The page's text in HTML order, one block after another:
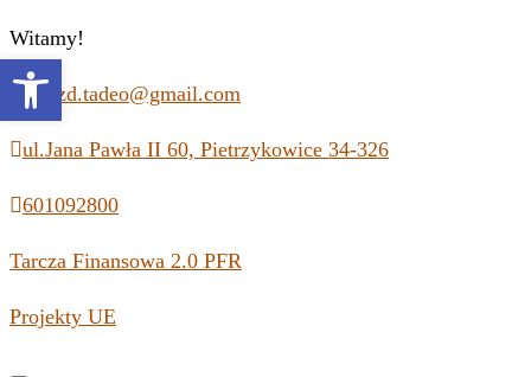
Witamy!
zajazd.tadeo@gmail.com
ul.Jana Pawła II 60, Pietrzykowice 34-326
601092800
Tarcza Finansowa 2.0 PFR
Projekty UE
Open toolbar